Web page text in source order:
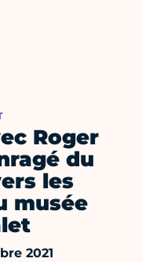
Roger
du
les
musée
2021